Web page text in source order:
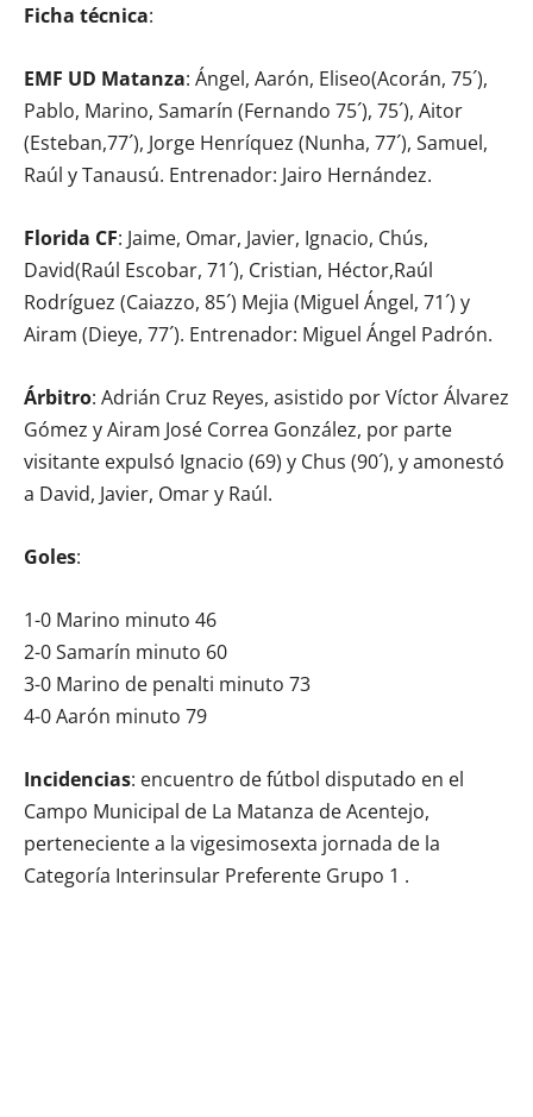
Ficha técnica:
EMF UD Matanza: Ángel, Aarón, Eliseo(Acorán, 75´),
Pablo, Marino, Samarín (Fernando 75´), 75´), Aitor
(Esteban,77´), Jorge Henríquez (Nunha, 77´), Samuel,
Raúl y Tanausú. Entrenador: Jairo Hernández.
Florida CF: Jaime, Omar, Javier, Ignacio, Chús,
David(Raúl Escobar, 71´), Cristian, Héctor,Raúl
Rodríguez (Caiazzo, 85´) Mejia (Miguel Ángel, 71´) y
Airam (Dieye, 77´). Entrenador: Miguel Ángel Padrón.
Árbitro: Adrián Cruz Reyes, asistido por Víctor Álvarez
Gómez y Airam José Correa González, por parte
visitante expulsó Ignacio (69) y Chus (90´), y amonestó
a David, Javier, Omar y Raúl.
Goles:
1-0 Marino minuto 46
2-0 Samarín minuto 60
3-0 Marino de penalti minuto 73
4-0 Aarón minuto 79
Incidencias: encuentro de fútbol disputado en el
Campo Municipal de La Matanza de Acentejo,
perteneciente a la vigesimosexta jornada de la
Categoría Interinsular Preferente Grupo 1 .